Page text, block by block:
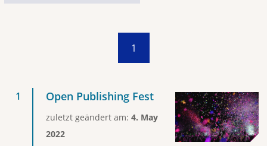
1
Open Publishing Fest
zuletzt geändert am: 4. May
2022